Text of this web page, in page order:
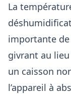
La
importante
givrant au
un caisson
l’appareil à